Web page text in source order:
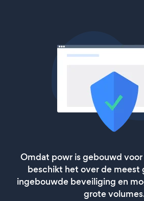
Omdat powr is gebouwd voor
beschikt het over de meest
ingebouwde beveiliging en
grote